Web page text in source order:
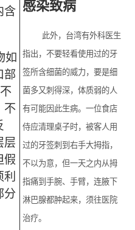
含
如
部
不
层
假
利
分
感染致病
此外，台湾有外科医生
指出，不要轻看使用过的牙
签所含细菌的威力，要是细
菌多又刺得深，体质弱的人
有可能因此生病。一位食店
侍应清理桌子时，被客人用
过的牙签刺到右手大拇指，
不以为意，但一天之内从拇
指痛到手腕、手臂，连腋下
淋巴腺都肿起来，须往医院
治疗。